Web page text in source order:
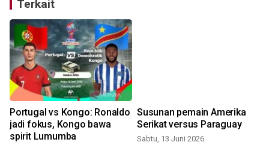
Terkait
Portugal vs Kongo: Ronaldo
jadi fokus, Kongo bawa
spirit Lumumba
Susunan pemain Amerika
Serikat versus Paraguay
Sabtu, 13 Juni 2026